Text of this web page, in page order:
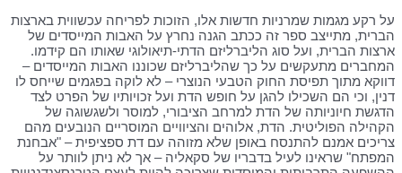
על רקע מגמות שמרניות חדשות אלו, הזוכות לפריחה עכשווית בארצות
הברית, מתייצב ספר זה ככתב הגנה נחרץ על האבות המייסדים של
ארצות הברית, ועל סוג הליברליזם הדתי-תיאולוגי שאותו הם קידמו.
המחברים מתעקשים על כך שהליברליזם שכוננו האבות המייסדים –
דווקא מתוך תפיסת החוק הטבעי הנוצרי – לא לוקה בפגמים שייחס לו
דנין, וכי הם השכילו להגן על חופש הדת ועל זכויותיו של הפרט לצד
הדגשת חיוניותה של הדת למרחב הציבורי, למוסר ולשגשוגה של
הקהילה הפוליטית. הדת, אלוהים והציוויים המוסריים הנובעים מהם
צריכים אמנם להתנסח באופן שלא מזוהה עם דת ספציפית – "אבחנת
המפתח" שראינו לעיל בדבריו של סקאליה – אך לא ניתן לוותר על